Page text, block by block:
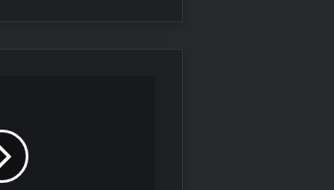
? Uetds.com İle Akıllı